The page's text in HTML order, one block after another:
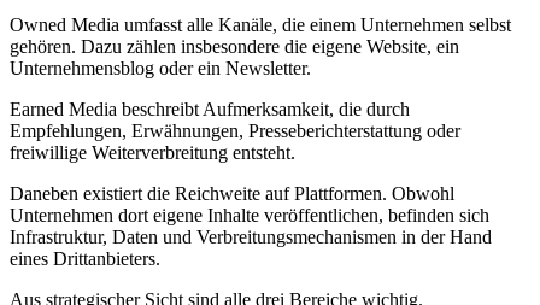
Owned Media umfasst alle Kanäle, die einem Unternehmen selbst
gehören. Dazu zählen insbesondere die eigene Website, ein
Unternehmensblog oder ein Newsletter.
Earned Media beschreibt Aufmerksamkeit, die durch
Empfehlungen, Erwähnungen, Presseberichterstattung oder
freiwillige Weiterverbreitung entsteht.
Daneben existiert die Reichweite auf Plattformen. Obwohl
Unternehmen dort eigene Inhalte veröffentlichen, befinden sich
Infrastruktur, Daten und Verbreitungsmechanismen in der Hand
eines Drittanbieters.
Aus strategischer Sicht sind alle drei Bereiche wichtig.